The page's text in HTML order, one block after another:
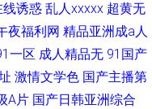
线诱惑 乱人xxxxx 超黄无
夜福利网 精品亚洲成a人
一区 成人精品无 91国产
激情文学色 国产主播第
A片 国产日韩亚洲综合